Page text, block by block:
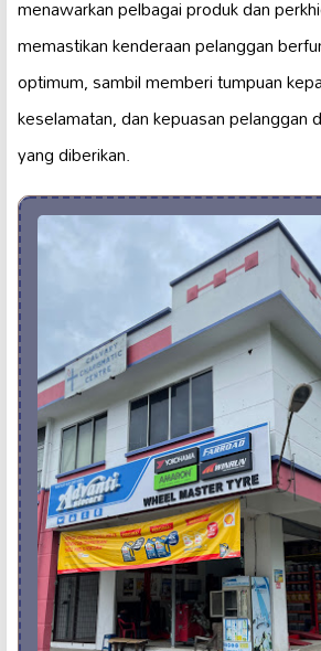
menawarkan pelbagai produk dan
memastikan kenderaan pelanggan
optimum, sambil memberi tumpuan
keselamatan, dan kepuasan pelanggan
yang diberikan.